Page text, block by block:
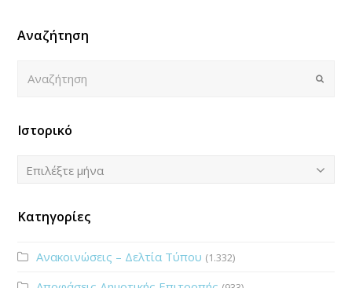
Αναζήτηση
Submit
Ιστορικό
Ιστορικό
Επιλέξτε μήνα
Κατηγορίες
Ανακοινώσεις – Δελτία Τύπου (1.332)